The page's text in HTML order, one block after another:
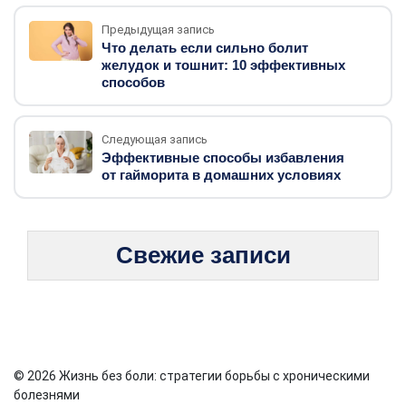
Предыдущая запись
Что делать если сильно болит
желудок и тошнит: 10 эффективных
способов
Следующая запись
Эффективные способы избавления
от гайморита в домашних условиях
Свежие записи
© 2026 Жизнь без боли: стратегии борьбы с хроническими
болезнями